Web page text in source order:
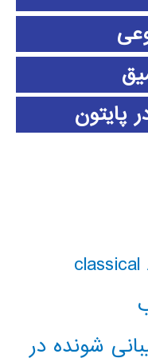
پایتون
شونده در